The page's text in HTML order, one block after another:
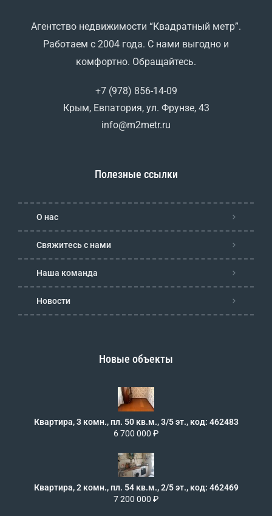
Агентство недвижимости “Квадратный метр”.
Работаем с 2004 года. С нами выгодно и
комфортно. Обращайтесь.
+7 (978) 856-14-09
Крым, Евпатория, ул. Фрунзе, 43
info@m2metr.ru
Полезные ссылки
О нас
Свяжитесь с нами
Наша команда
Новости
Новые объекты
Квартира, 3 комн., пл. 50 кв.м., 3/5 эт., код: 462483
6 700 000 ₽
Квартира, 2 комн., пл. 54 кв.м., 2/5 эт., код: 462469
7 200 000 ₽